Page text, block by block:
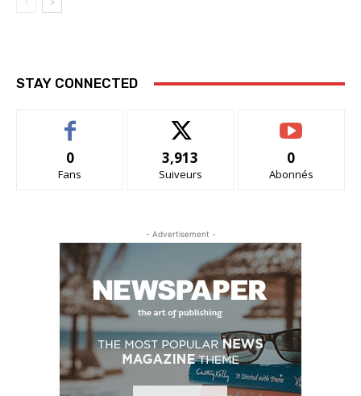
STAY CONNECTED
0
Fans
3,913
Suiveurs
0
Abonnés
- Advertisement -